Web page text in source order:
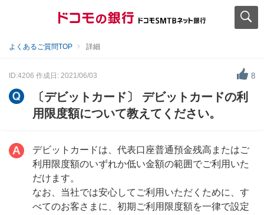
よくあるご質問TOP 詳細
ID:4206 作成日: 2021/06/03 8
〔デビットカード〕 デビットカードの利
用限度額について教えてください。
デビットカードは、代表口座普通預金残高またはご
利用限度額のいずれか低い金額の範囲でご利用いた
だけます。
なお、当社では安心してご利用いただくために、す
べてのお客さまに、初期ご利用限度額を一律で設定